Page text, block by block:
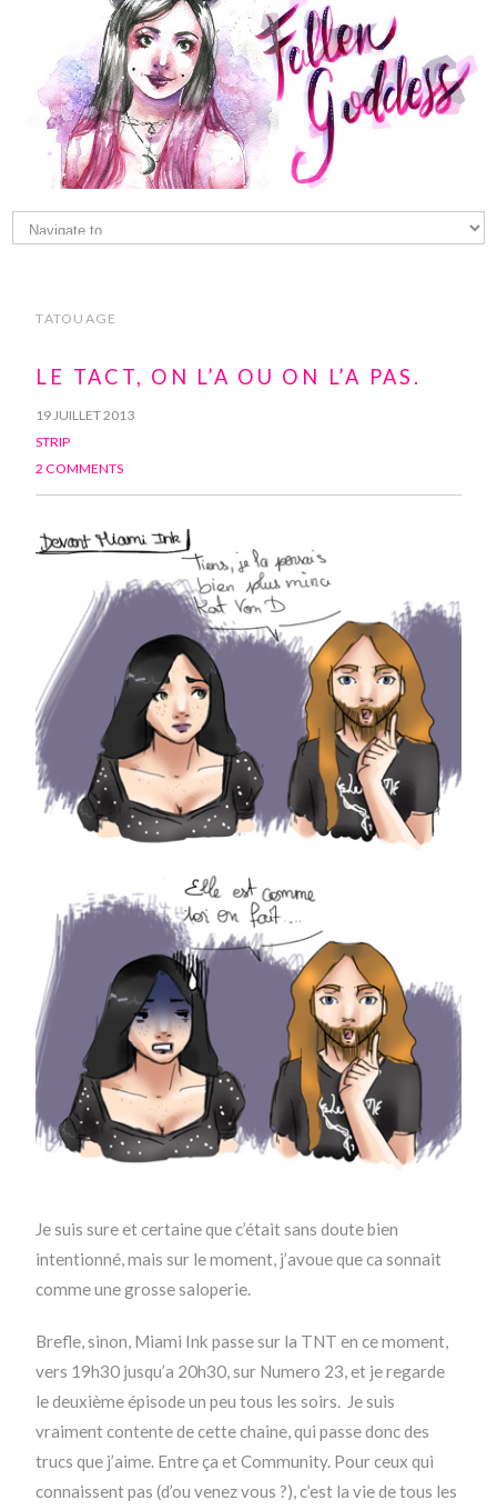
TATOUAGE
LE TACT, ON L’A OU ON L’A PAS.
19 JUILLET 2013
STRIP
2 COMMENTS
Je suis sure et certaine que c’était sans doute bien
intentionné, mais sur le moment, j’avoue que ca sonnait
comme une grosse saloperie.
Brefle, sinon, Miami Ink passe sur la TNT en ce moment,
vers 19h30 jusqu’a 20h30, sur Numero 23, et je regarde
le deuxième épisode un peu tous les soirs. Je suis
vraiment contente de cette chaine, qui passe donc des
trucs que j’aime. Entre ça et Community. Pour ceux qui
connaissent pas (d’ou venez vous ?), c’est la vie de tous les